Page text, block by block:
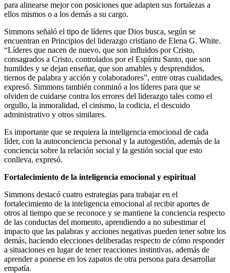
para alinearse mejor con posiciones que adapten sus fortalezas a
ellos mismos o a los demás a su cargo.
Simmons señaló el tipo de líderes que Dios busca, según se
encuentran en Principios del liderazgo cristiano de Elena G. White.
“Líderes que nacen de nuevo, que son influidos por Cristo,
consagrados a Cristo, controlados por el Espíritu Santo, que son
humildes y se dejan enseñar, que son amables y desprendidos,
tiernos de palabra y acción y colaboradores”, entre otras cualidades,
expresó. Simmons también conminó a los líderes para que se
olviden de cuidarse contra los errores del liderazgo tales como el
orgullo, la inmoralidad, el cinismo, la codicia, el descuido
administrativo y otros similares.
Es importante que se requiera la inteligencia emocional de cada
líder, con la autoconciencia personal y la autogestión, además de la
conciencia sobre la relación social y la gestión social que esto
conlleva, expresó.
Fortalecimiento de la inteligencia emocional y espiritual
Simmons destacó cuatro estrategias para trabajar en el
fortalecimiento de la inteligencia emocional al recibir aportes de
otros al tiempo que se reconoce y se mantiene la conciencia respecto
de las conductas del momento, aprendiendo a no subestimar el
impacto que las palabras y acciones negativas pueden tener sobre los
demás, haciendo elecciones deliberadas respecto de cómo responder
a situaciones en lugar de tener reacciones instintivas, además de
aprender a ponerse en los zapatos de otra persona para desarrollar
empatía.